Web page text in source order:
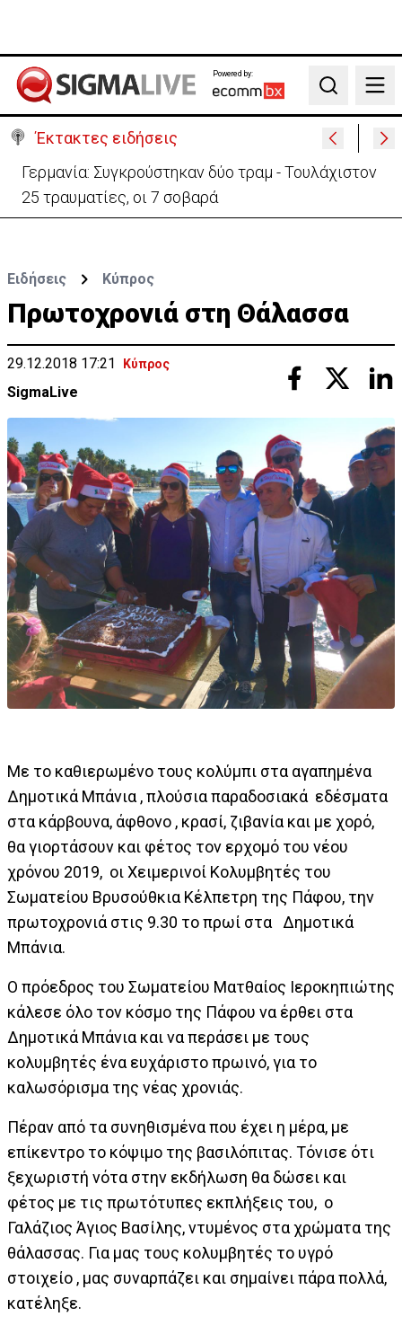
Powered by:
Search
Έκτακτες ειδήσεις
Γερμανία: Συγκρούστηκαν δύο τραμ - Τουλάχιστον
25 τραυματίες, οι 7 σοβαρά
Ειδήσεις Κύπρος
Πρωτοχρονιά στη Θάλασσα
29.12.2018 17:21 Κύπρος
SigmaLive
Με το καθιερωμένο τους κολύμπι στα αγαπημένα
Δημοτικά Μπάνια , πλούσια παραδοσιακά εδέσματα
στα κάρβουνα, άφθονο , κρασί, ζιβανία και με χορό,
θα γιορτάσουν και φέτος τον ερχομό του νέου
χρόνου 2019, οι Χειμερινοί Κολυμβητές του
Σωματείου Βρυσούθκια Κέλπετρη της Πάφου, την
πρωτοχρονιά στις 9.30 το πρωί στα Δημοτικά
Μπάνια.
Ο πρόεδρος του Σωματείου Ματθαίος Ιεροκηπιώτης
κάλεσε όλο τον κόσμο της Πάφου να έρθει στα
Δημοτικά Μπάνια και να περάσει με τους
κολυμβητές ένα ευχάριστο πρωινό, για το
καλωσόρισμα της νέας χρονιάς.
Πέραν από τα συνηθισμένα που έχει η μέρα, με
επίκεντρο το κόψιμο της βασιλόπιτας. Tόνισε ότι
ξεχωριστή νότα στην εκδήλωση θα δώσει και
φέτος με τις πρωτότυπες εκπλήξεις του, ο
Γαλάζιος Άγιος Βασίλης, ντυμένος στα χρώματα της
θάλασσας. Για μας τους κολυμβητές το υγρό
στοιχείο , μας συναρπάζει και σημαίνει πάρα πολλά,
κατέληξε.